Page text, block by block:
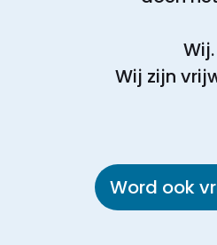
Wij.
Wij zijn
Word ook